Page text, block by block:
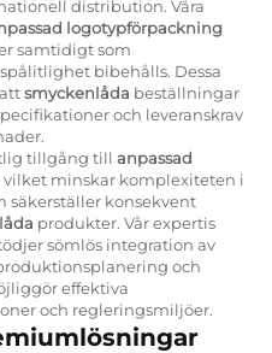
distribution. Våra
logotypförpackning
samtidigt som
bibehålls. Dessa
smyckenlåda beställningar
och leveranskrav
tillgång till anpassad
vilket minskar komplexiteten i
säkerställer konsekvent
produkter. Vår expertis
sömlös integration av
och
effektiva
och regleringsmiljöer.